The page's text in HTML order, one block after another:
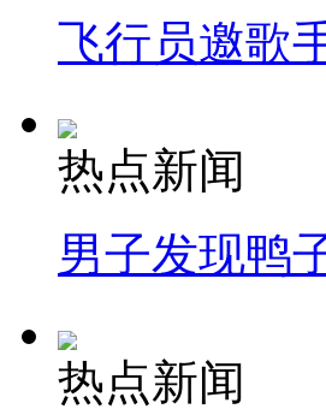
飞行员邀歌
热点新闻
男子发现鸭
热点新闻